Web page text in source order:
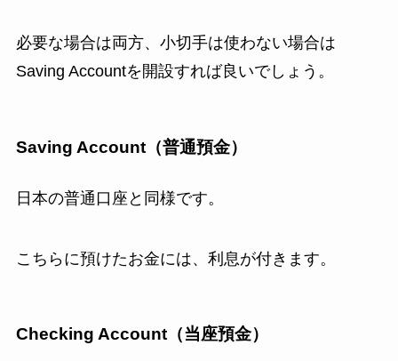
必要な場合は両方、小切手は使わない場合は
Saving Accountを開設すれば良いでしょう。
Saving Account（普通預金）
日本の普通口座と同様です。
こちらに預けたお金には、利息が付きます。
Checking Account（当座預金）